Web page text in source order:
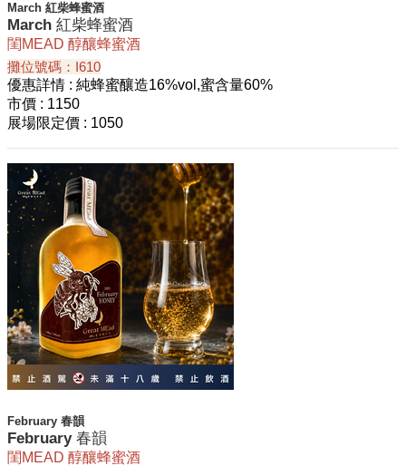
March 紅柴蜂蜜酒
March 紅柴蜂蜜酒
閨MEAD 醇釀蜂蜜酒
攤位號碼：I610
優惠詳情 : 純蜂蜜釀造16%vol,蜜含量60%
市價 : 1150
展場限定價 : 1050
February 春韻
February 春韻
閨MEAD 醇釀蜂蜜酒